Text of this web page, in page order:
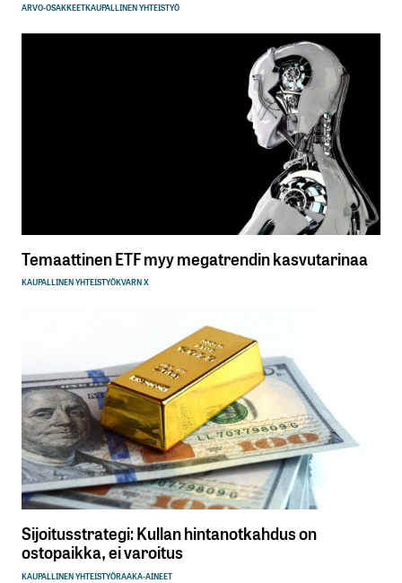
ARVO-OSAKKEETKAUPALLINEN YHTEISTYÖ
Temaattinen ETF myy megatrendin kasvutarinaa
KAUPALLINEN YHTEISTYÖKVARN X
Sijoitusstrategi: Kullan hintanotkahdus on
ostopaikka, ei varoitus
KAUPALLINEN YHTEISTYÖRAAKA-AINEET